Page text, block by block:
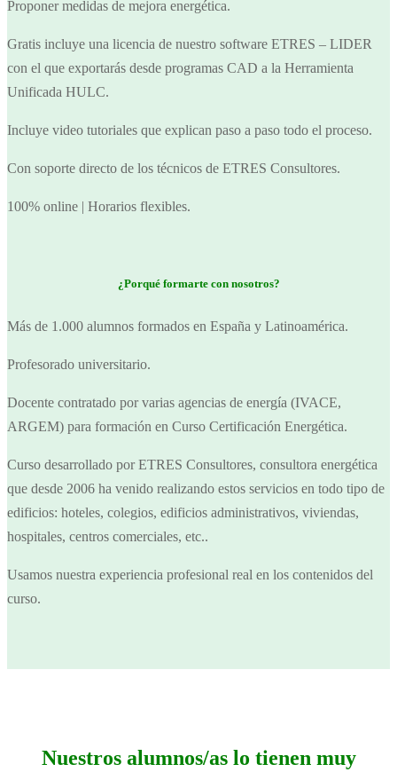
Proponer medidas de mejora energética.
Gratis incluye una licencia de nuestro software ETRES – LIDER
con el que exportarás desde programas CAD a la Herramienta
Unificada HULC.
Incluye video tutoriales que explican paso a paso todo el proceso.
Con soporte directo de los técnicos de ETRES Consultores.
100% online | Horarios flexibles.
¿Porqué formarte con nosotros?
Más de 1.000 alumnos formados en España y Latinoamérica.
Profesorado universitario.
Docente contratado por varias agencias de energía (IVACE,
ARGEM) para formación en Curso Certificación Energética.
Curso desarrollado por ETRES Consultores, consultora energética
que desde 2006 ha venido realizando estos servicios en todo tipo de
edificios: hoteles, colegios, edificios administrativos, viviendas,
hospitales, centros comerciales, etc..
Usamos nuestra experiencia profesional real en los contenidos del
curso.
Nuestros alumnos/as lo tienen muy